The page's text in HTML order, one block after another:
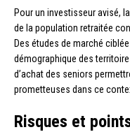
Pour un investisseur avisé,
de la population retraitée
Des études de marché
démographique des
d’achat des seniors
prometteuses dans ce
Risques et